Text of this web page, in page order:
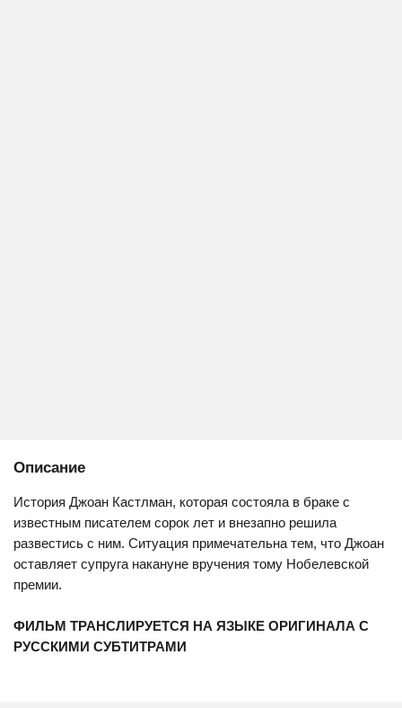
Описание
История Джоан Кастлман, которая состояла в браке с
известным писателем сорок лет и внезапно решила
развестись с ним. Ситуация примечательна тем, что Джоан
оставляет супруга накануне вручения тому Нобелевской
премии.
ФИЛЬМ ТРАНСЛИРУЕТСЯ НА ЯЗЫКЕ ОРИГИНАЛА С
РУССКИМИ СУБТИТРАМИ